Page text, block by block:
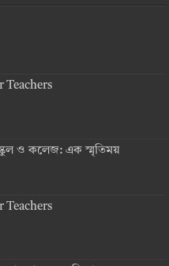
Teachers
স্কুল ও কলেজ: এক স্মৃতিময়
Teachers